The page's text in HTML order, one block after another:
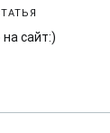
сайт:)